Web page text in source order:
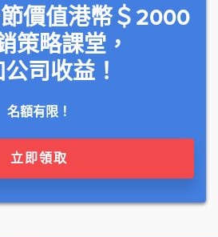
價值港幣＄2000
策略課堂，
司收益！
名額有限！
立即領取